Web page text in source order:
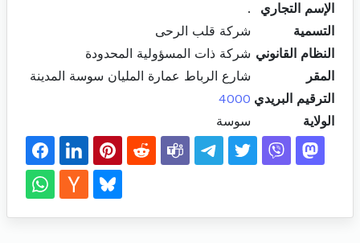
الإسم التجاري
.
التسمية
شركة قلب الرحى
النظام القانوني شركة ذات المسؤولية المحدودة
المقر
شارع الرباط عمارة المليان سوسة المدينة
الترقيم البريدي 4000
الولاية
سوسة